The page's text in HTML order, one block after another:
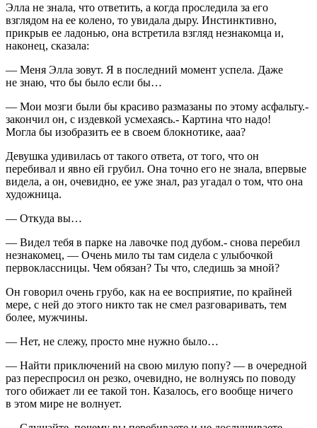
Элла не знала, что ответить, а когда проследила за его
взглядом на ее колено, то увидала дыру. Инстинктивно,
прикрыв ее ладонью, она встретила взгляд незнакомца и,
наконец, сказала:
— Меня Элла зовут. Я в последний момент успела. Даже
не знаю, что бы было если бы…
— Мои мозги были бы красиво размазаны по этому асфальту.-
закончил он, с издевкой усмехаясь.- Картина что надо!
Могла бы изобразить ее в своем блокнотике, ааа?
Девушка удивилась от такого ответа, от того, что он
перебивал и явно ей грубил. Она точно его не знала, впервые
видела, а он, очевидно, ее уже знал, раз угадал о том, что она
художница.
— Откуда вы…
— Видел тебя в парке на лавочке под дубом.- снова перебил
незнакомец, — Очень мило ты там сидела с улыбочкой
первоклассницы. Чем обязан? Ты что, следишь за мной?
Он говорил очень грубо, как на ее восприятие, по крайней
мере, с ней до этого никто так не смел разговаривать, тем
более, мужчины.
— Нет, не слежу, просто мне нужно было…
— Найти приключений на свою милую попу? — в очередной
раз переспросил он резко, очевидно, не волнуясь по поводу
того обижает ли ее такой тон. Казалось, его вообще ничего
в этом мире не волнует.